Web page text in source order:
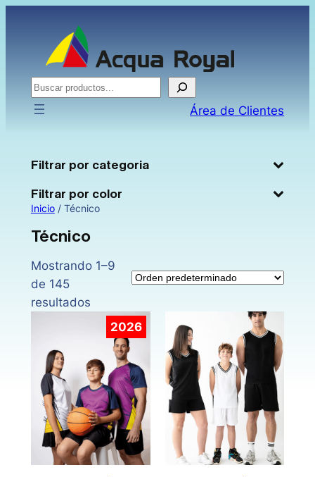
contenido
Buscar
Área de Clientes
Filtrar por categoria
Filtrar por color
Inicio/ Técnico
Técnico
Mostrando 1–9
de 145
resultados